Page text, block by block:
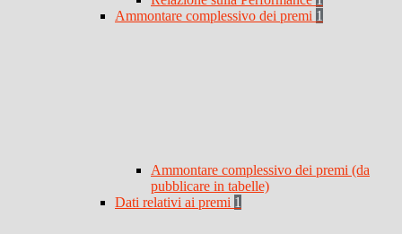
Ammontare complessivo dei premi 1
Ammontare complessivo dei premi (da
pubblicare in tabelle)
Dati relativi ai premi 1